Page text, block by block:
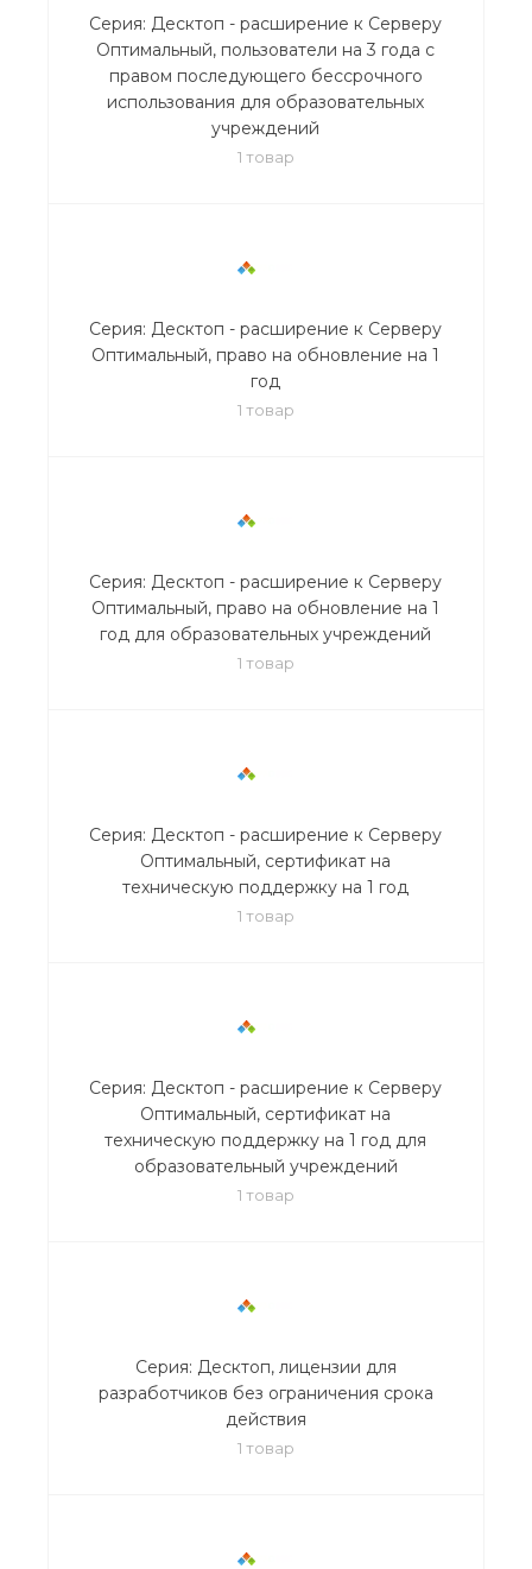
Серия: Десктоп - расширение к Серверу
Оптимальный, пользователи на 3 года с
правом последующего бессрочного
использования для образовательных
учреждений
1 товар
Серия: Десктоп - расширение к Серверу
Оптимальный, право на обновление на 1
год
1 товар
Серия: Десктоп - расширение к Серверу
Оптимальный, право на обновление на 1
год для образовательных учреждений
1 товар
Серия: Десктоп - расширение к Серверу
Оптимальный, сертификат на
техническую поддержку на 1 год
1 товар
Серия: Десктоп - расширение к Серверу
Оптимальный, сертификат на
техническую поддержку на 1 год для
образовательный учреждений
1 товар
Серия: Десктоп, лицензии для
разработчиков без ограничения срока
действия
1 товар